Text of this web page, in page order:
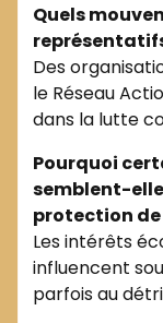
Quels
Des
le Réseau
dans la lutte
Pourquoi
semblent-
protection de
Les intérêts
influencent
parfois au